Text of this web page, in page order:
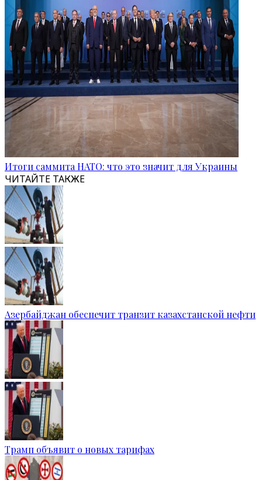
Итоги саммита НАТО: что это значит для Украины
ЧИТАЙТЕ ТАКЖЕ
Азербайджан обеспечит транзит казахстанской нефти
Трамп объявит о новых тарифах